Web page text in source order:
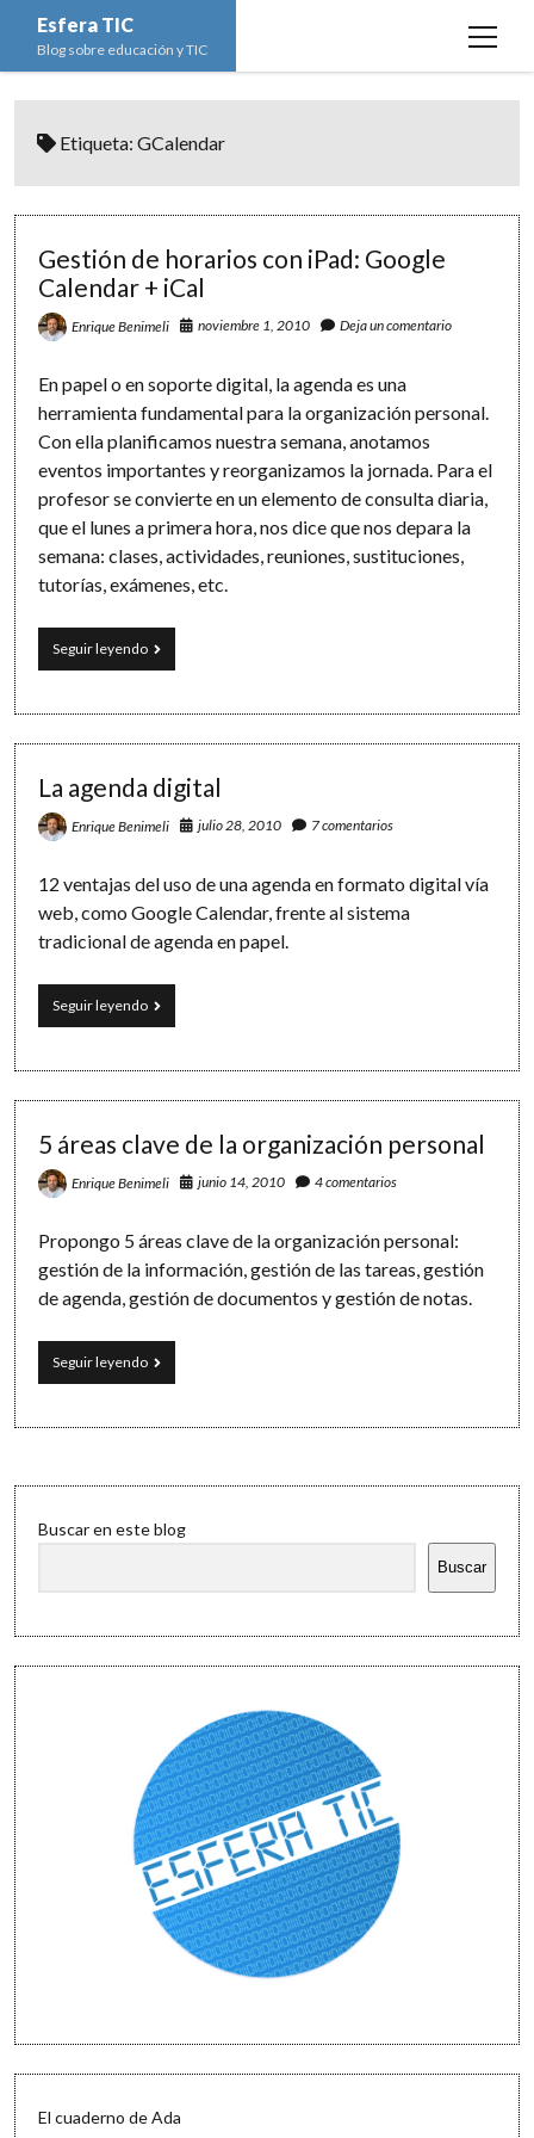
Esfera TIC
Blog sobre educación y TIC
open
Educación y TIC open
Escuela de padres
Espacios
Formación
Innovación
Lectura
menu
Ciencias Naturales
Ed. Plástica y Visual
Geografía e Historia
Historia del Arte
Lengua
Música
Informática
open
menu
Imagen digital
Ofimática open
Bases de datos
Hoja de cálculo
Programación
Redes de ordenadores
Redes sociales
Sistemas Operativos
Software
Matemáticas open
Estadística
Geometría
twitter
Etiqueta:GCalendar
Gestión de horarios con iPad: Google
Calendar + iCal
Enrique Benimeli noviembre 1, 2010 Deja un comentario
En papel o en soporte digital, la agenda es una
herramienta fundamental para la organización personal.
Con ella planificamos nuestra semana, anotamos
eventos importantes y reorganizamos la jornada. Para el
profesor se convierte en un elemento de consulta diaria,
que el lunes a primera hora, nos dice que nos depara la
semana: clases, actividades, reuniones, sustituciones,
tutorías, exámenes, etc.
Seguir leyendoGestión
de
con
Calendar
+
iCal
La agenda digital
Enrique Benimeli julio 28, 2010 7 comentarios
12 ventajas del uso de una agenda en formato digital vía
web, como Google Calendar, frente al sistema
tradicional de agenda en papel.
Seguir leyendoLa
agenda
5 áreas clave de la organización personal
Enrique Benimeli junio 14, 2010 4 comentarios
Propongo 5 áreas clave de la organización personal:
gestión de la información, gestión de las tareas, gestión
de agenda, gestión de documentos y gestión de notas.
Seguir leyendo5
áreas
de
personal
Sidebar
Buscar en este blog
Buscar
El cuaderno de Ada